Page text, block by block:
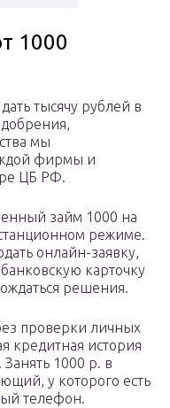
1000
тысячу рублей в
мы
фирмы и
ЦБ РФ.
займ 1000 на
режиме.
онлайн-заявку,
карточку
решения.
проверки личных
кредитная история
Занять 1000 р. в
у которого есть
телефон.